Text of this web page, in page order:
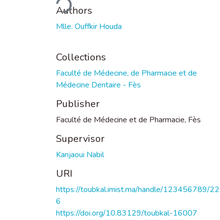
Authors
Mlle. Ouffkir Houda
Collections
Faculté de Médecine, de Pharmacie et de
Médecine Dentaire - Fès
Publisher
Faculté de Médecine et de Pharmacie, Fès
Supervisor
Kanjaoui Nabil
URI
https://toubkal.imist.ma/handle/123456789/
6
https://doi.org/10.83129/toubkal-16007